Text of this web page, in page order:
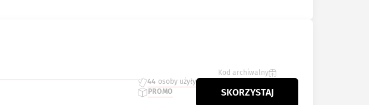
44 osoby użyły
PROMO
Kod archiwalny
SKORZYSTAJ